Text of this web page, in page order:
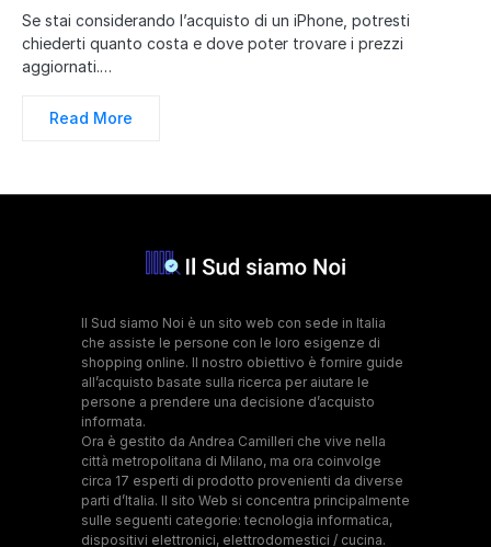
Se stai considerando l’acquisto di un iPhone, potresti
chiederti quanto costa e dove poter trovare i prezzi
aggiornati.…
Read More
Il Sud siamo Noi è un sito web con sede in Italia
che assiste le persone con le loro esigenze di
shopping online. Il nostro obiettivo è fornire guide
all’acquisto basate sulla ricerca per aiutare le
persone a prendere una decisione d’acquisto
informata.
Ora è gestito da Andrea Camilleri che vive nella
città metropolitana di Milano, ma ora coinvolge
circa 17 esperti di prodotto provenienti da diverse
parti d’Italia. Il sito Web si concentra principalmente
sulle seguenti categorie: tecnologia informatica,
dispositivi elettronici, elettrodomestici / cucina.